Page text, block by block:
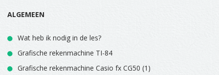
ALGEMEEN
Wat heb ik nodig in de les?
Grafische rekenmachine TI-84
Grafische rekenmachine Casio fx CG50 (1)